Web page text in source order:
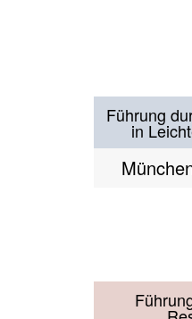
Lieber
als
Führung